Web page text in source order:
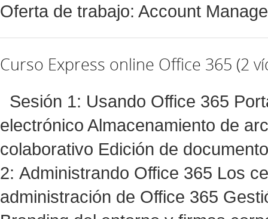
Oferta de trabajo: Account
Curso Express online Office 365 (2
Sesión 1: Usando Office 365
electrónico Almacenamiento de
colaborativo Edición de
2: Administrando Office 365 Los
administración de Office 365